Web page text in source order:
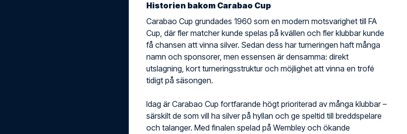
Historien bakom Carabao Cup
Carabao Cup grundades 1960 som en modern motsvarighet till FA
Cup, där fler matcher kunde spelas på kvällen och fler klubbar kunde
få chansen att vinna silver. Sedan dess har turneringen haft många
namn och sponsorer, men essensen är densamma: direkt
utslagning, kort turneringsstruktur och möjlighet att vinna en trofé
tidigt på säsongen.
Idag är Carabao Cup fortfarande högt prioriterad av många klubbar –
särskilt de som vill ha silver på hyllan och ge speltid till breddspelare
och talanger. Med finalen spelad på Wembley och ökande